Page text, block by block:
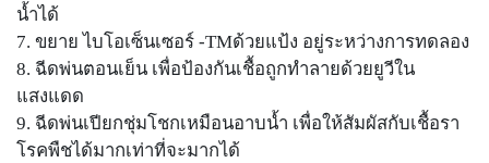
น้ำได้
7. ขยาย ไบโอเซ็นเซอร์ -TMด้วยแป้ง อยู่ระหว่างการทดลอง
8. ฉีดพ่นตอนเย็น เพื่อป้องกันเชื้อถูกทำลายด้วยยูวีใน
แสงแดด
9. ฉีดพ่นเปียกชุ่มโชกเหมือนอาบน้ำ เพื่อให้สัมผัสกับเชื้อรา
โรคพืชได้มากเท่าที่จะมากได้